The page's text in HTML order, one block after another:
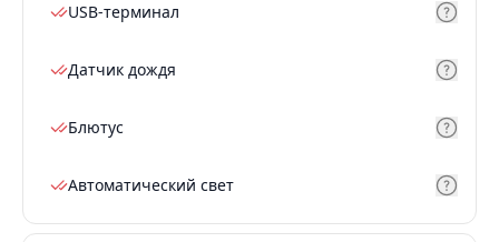
USB-терминал
Датчик дождя
Блютус
Автоматический свет